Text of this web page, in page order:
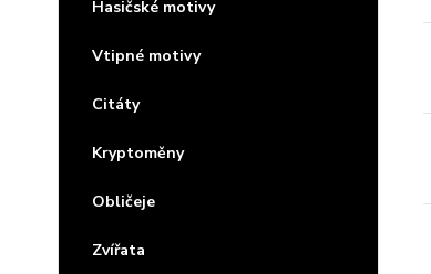
Hasičské motivy
Vtipné motivy
Citáty
Kryptoměny
Obličeje
Zvířata